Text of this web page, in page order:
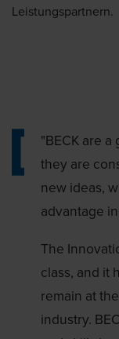
Leistungspartnern.
"BECK are
they are
new ideas,
advantage
The
class, and it
remain at
industry.